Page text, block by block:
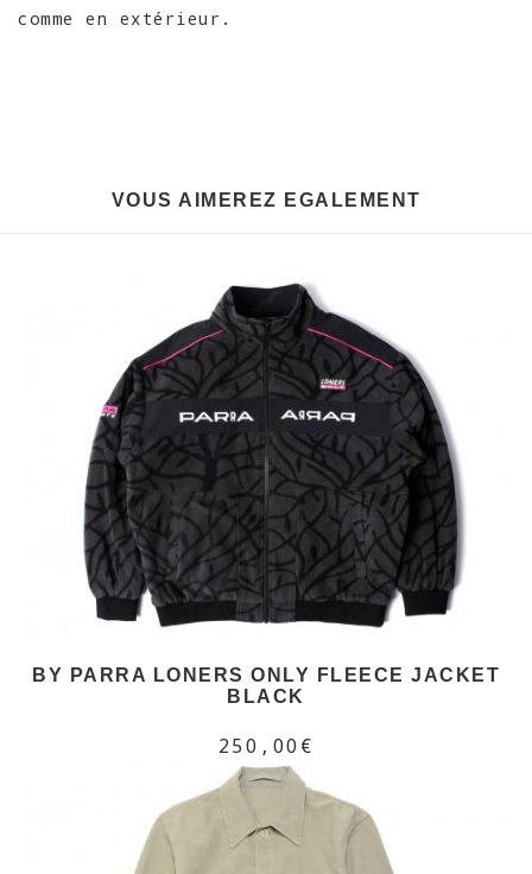
comme en extérieur.
VOUS AIMEREZ EGALEMENT
BY PARRA LONERS ONLY FLEECE JACKET
BLACK
250,00€